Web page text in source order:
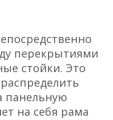
перекрытиями
стойки. Это
панельную
на себя рама